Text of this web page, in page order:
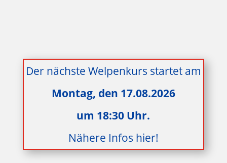
Der nächste Welpenkurs startet am
Montag, den 17.08.2026
um 18:30 Uhr.
Nähere Infos hier!